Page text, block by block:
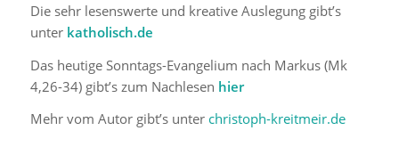
Die sehr lesenswerte und kreative Auslegung gibt’s
unter katholisch.de
Das heutige Sonntags-Evangelium nach Markus (Mk
4,26-34) gibt’s zum Nachlesen hier
Mehr vom Autor gibt’s unter christoph-kreitmeir.de